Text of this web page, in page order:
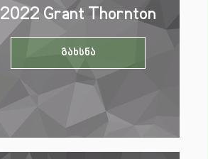
2022 Grant Thornton
გახსნა